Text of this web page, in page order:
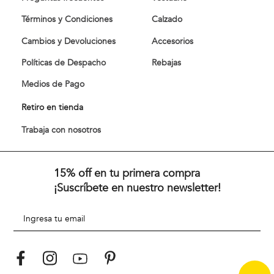
Términos y Condiciones
Cambios y Devoluciones
Políticas de Despacho
Medios de Pago
Retiro en tienda
Trabaja con nosotros
Calzado
Accesorios
Rebajas
15% off en tu primera compra
¡Suscríbete en nuestro newsletter!